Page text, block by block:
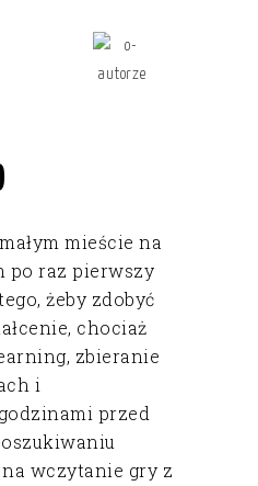
mieście na
po raz pierwszy
żeby zdobyć
chociaż
zbieranie
i
przed
wczytanie gry z